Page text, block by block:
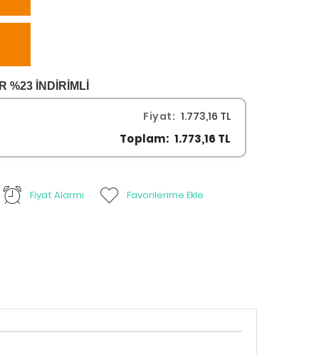
%23 İNDİRİMLİ
Fiyat: 1.773,16 TL
Toplam: 1.773,16 TL
Fiyat Alarmı Favorilerime Ekle